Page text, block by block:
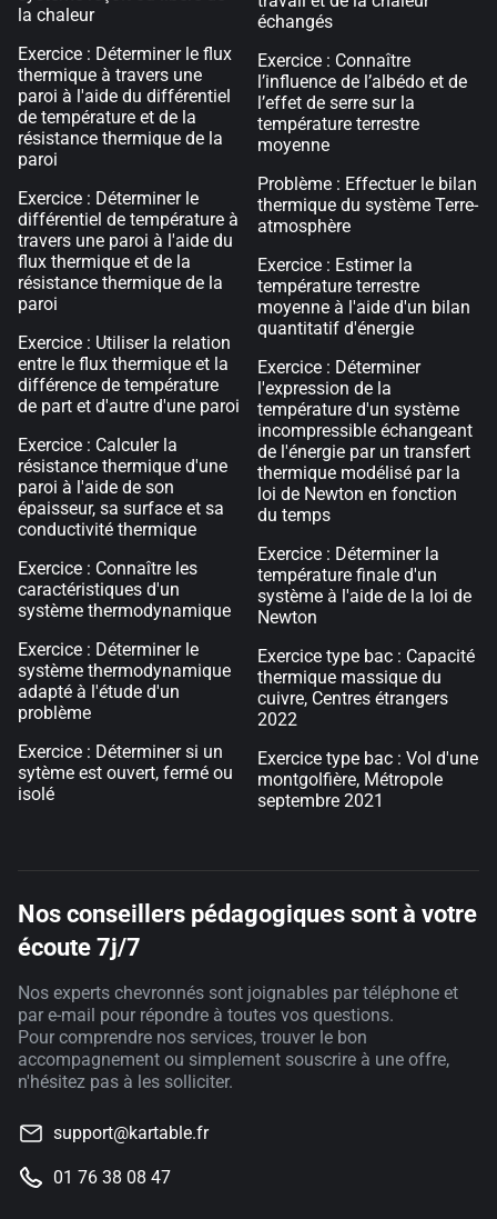
la chaleur
Exercice : Déterminer le flux
thermique à travers une
paroi à l'aide du différentiel
de température et de la
résistance thermique de la
paroi
Exercice : Déterminer le
différentiel de température à
travers une paroi à l'aide du
flux thermique et de la
résistance thermique de la
paroi
Exercice : Utiliser la relation
entre le flux thermique et la
différence de température
de part et d'autre d'une paroi
Exercice : Calculer la
résistance thermique d'une
paroi à l'aide de son
épaisseur, sa surface et sa
conductivité thermique
Exercice : Connaître les
caractéristiques d'un
système thermodynamique
Exercice : Déterminer le
système thermodynamique
adapté à l'étude d'un
problème
Exercice : Déterminer si un
sytème est ouvert, fermé ou
isolé
échangés
Exercice : Connaître
l’influence de l’albédo et de
l’effet de serre sur la
température terrestre
moyenne
Problème : Effectuer le bilan
thermique du système Terre-
atmosphère
Exercice : Estimer la
température terrestre
moyenne à l'aide d'un bilan
quantitatif d'énergie
Exercice : Déterminer
l'expression de la
température d'un système
incompressible échangeant
de l'énergie par un transfert
thermique modélisé par la
loi de Newton en fonction
du temps
Exercice : Déterminer la
température finale d'un
système à l'aide de la loi de
Newton
Exercice type bac : Capacité
thermique massique du
cuivre, Centres étrangers
2022
Exercice type bac : Vol d'une
montgolfière, Métropole
septembre 2021
Nos conseillers pédagogiques sont à votre
écoute 7j/7
Nos experts chevronnés sont joignables par téléphone et
par e-mail pour répondre à toutes vos questions.
Pour comprendre nos services, trouver le bon
accompagnement ou simplement souscrire à une offre,
n'hésitez pas à les solliciter.
support@kartable.fr
01 76 38 08 47